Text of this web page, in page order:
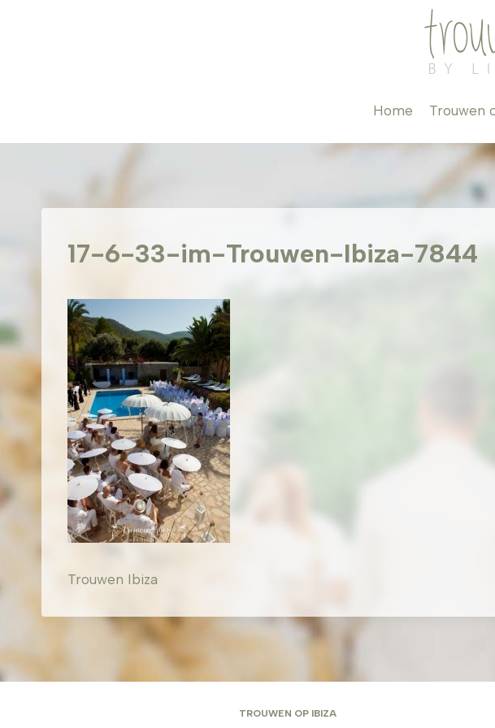
Home Trouwen
17-6-33-im-Trouwen-Ibiza-7844
Trouwen Ibiza
TROUWEN OP IBIZA